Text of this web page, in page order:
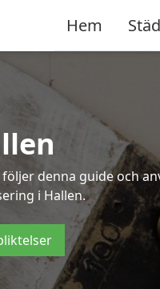
Hem
denna guide och
i Hallen.